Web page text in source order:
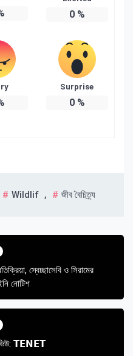
0%
Surprise
0%
Wildlif , জীব বৈচিত্র্য
স্বেচ্ছাসেবি ও সিরামের
নোটিশ
𝗧𝗘𝗡𝗘𝗧